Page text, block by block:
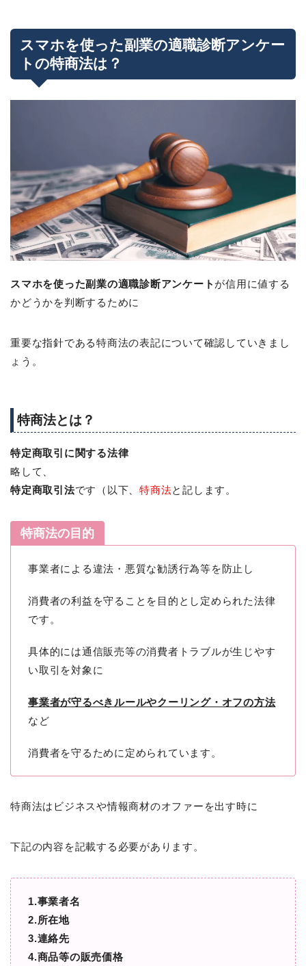
スマホを使った副業の適職診断アンケー
トの特商法は？
スマホを使った副業の適職診断アンケート が信用に値する
かどうかを判断するために
重要な指針である特商法の表記について確認していきまし
ょう。
特商法とは？
特定商取引に関する法律
略して、
特定商取引法です（以下、特商法と記します。
特商法の目的
事業者による違法・悪質な勧誘行為等を防止し
消費者の利益を守ることを目的とし定められた法律
です。
具体的には通信販売等の消費者トラブルが生じやす
い取引を対象に
事業者が守るべきルールやクーリング・オフの方法
など
消費者を守るために定められています。
特商法はビジネスや情報商材のオファーを出す時に
下記の内容を記載する必要があります。
1.事業者名
2.所在地
3.連絡先
4.商品等の販売価格